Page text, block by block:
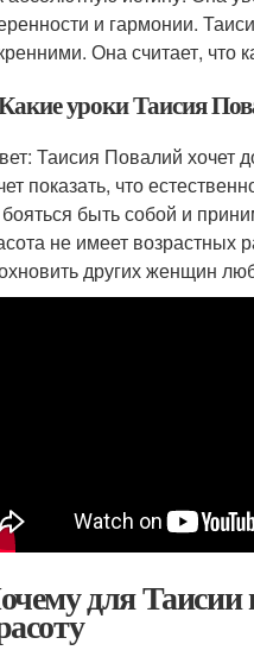
и гармонии.
Она считает, что
уроки Таисия
Таисия Повалий хочет
показать, что
быть собой и
не имеет возрастных
других женщин
для Таисии